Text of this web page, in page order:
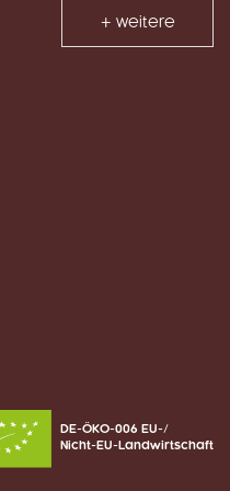
+ weitere
DE-ÖKO-006 EU-/
Nicht-EU-Landwirtschaft